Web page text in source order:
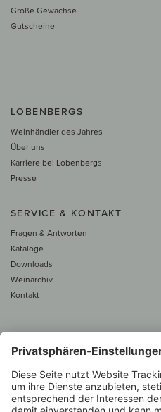
Große Gewächse
Gutscheine
LOBENBERGS
Weinhändler des Jahres
Über uns
Karriere bei Lobenbergs
Presse
SERVICE & KONTAKT
Fragen & Antworten
Kataloge
Downloads
Weinarchiv
Kontakt